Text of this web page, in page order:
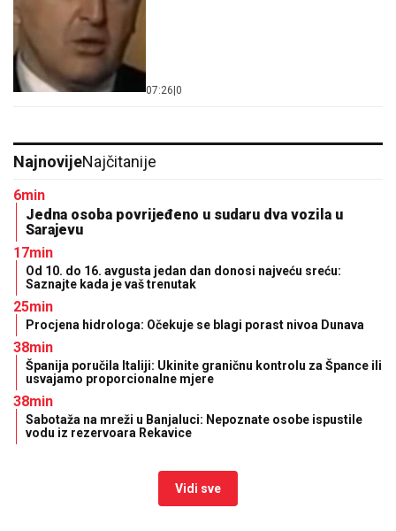
07:26 0
NajnovijeNajčitanije
6min
Јedna osoba povrijeđeno u sudaru dva vozila u
Sarajevu
17min
Od 10. do 16. avgusta jedan dan donosi najveću sreću:
Saznajte kada je vaš trenutak
25min
Procjena hidrologa: Očekuje se blagi porast nivoa Dunava
38min
Španija poručila Italiji: Ukinite graničnu kontrolu za Špance ili
usvajamo proporcionalne mjere
38min
Sabotaža na mreži u Banjaluci: Nepoznate osobe ispustile
vodu iz rezervoara Rekavice
Vidi sve